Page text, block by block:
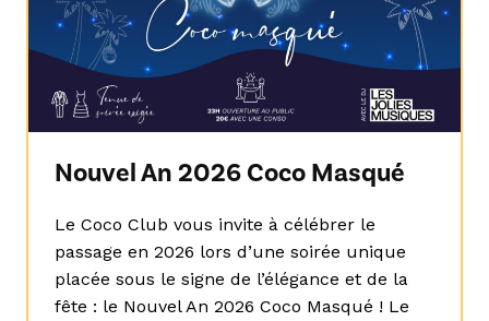
Nouvel An 2026 Coco Masqué
Le Coco Club vous invite à célébrer le
passage en 2026 lors d’une soirée unique
placée sous le signe de l’élégance et de la
fête : le Nouvel An 2026 Coco Masqué ! Le